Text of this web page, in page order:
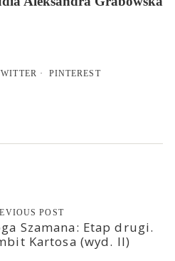
PINTEREST
POST
Szamana: Etap drugi.
Kartosa (wyd. II)